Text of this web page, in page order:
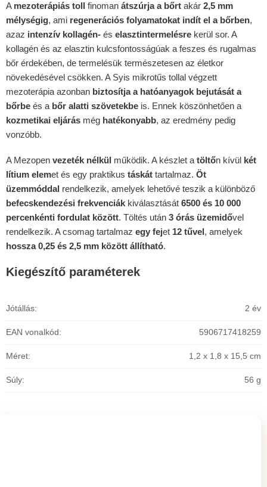
A mezoterápiás toll finoman átszúrja a bőrt akár 2,5 mm
mélységig, ami regenerációs folyamatokat indít el a bőrben,
azaz intenzív kollagén- és elasztintermelésre kerül sor. A
kollagén és az elasztin kulcsfontosságúak a feszes és rugalmas
bőr érdekében, de termelésük természetesen az életkor
növekedésével csökken. A Syis mikrotűs tollal végzett
mezoterápia azonban biztosítja a hatóanyagok bejutását a
bőrbe és a bőr alatti szövetekbe is. Ennek köszönhetően a
kozmetikai eljárás még hatékonyabb, az eredmény pedig
vonzóbb.
A Mezopen vezeték nélkül működik. A készlet a töltőn kívül két
lítium elemet és egy praktikus táskát tartalmaz. Öt
üzemmóddal rendelkezik, amelyek lehetővé teszik a különböző
befecskendezési frekvenciák kiválasztását 6500 és 10 000
percenkénti fordulat között. Töltés után 3 órás üzemidővel
rendelkezik. A csomag tartalmaz egy fejet 12 tűvel, amelyek
hossza 0,25 és 2,5 mm között állítható.
Kiegészítő paraméterek
Jótállás: 2 év
EAN vonalkód: 5906717418259
Méret: 1,2 x 1,8 x 15,5 cm
Súly: 56 g